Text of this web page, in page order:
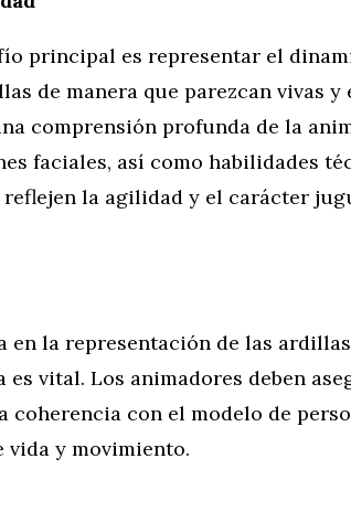
principal es representar el
de manera que parezcan vivas y
comprensión profunda de la
faciales, así como habilidades
la agilidad y el carácter
en la representación de las
vital. Los animadores deben
coherencia con el modelo de
y movimiento.